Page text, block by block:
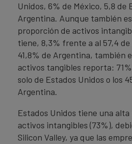
Unidos, 6% de México, 5,8 de
Argentina. Aunque también
proporción de activos
tiene, 8,3% frente a al 57,4
41,8% de Argentina, también
activos tangibles reporta:
solo de Estados Unidos o los
Argentina.
Estados Unidos tiene una
activos intangibles (73%),
Silicon Valley, ya que las